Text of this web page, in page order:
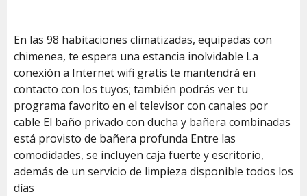
En las 98 habitaciones climatizadas, equipadas con
chimenea, te espera una estancia inolvidable La
conexión a Internet wifi gratis te mantendrá en
contacto con los tuyos; también podrás ver tu
programa favorito en el televisor con canales por
cable El baño privado con ducha y bañera combinadas
está provisto de bañera profunda Entre las
comodidades, se incluyen caja fuerte y escritorio,
además de un servicio de limpieza disponible todos los
días